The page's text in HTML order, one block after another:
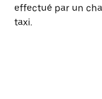
effectué par un
taxi.